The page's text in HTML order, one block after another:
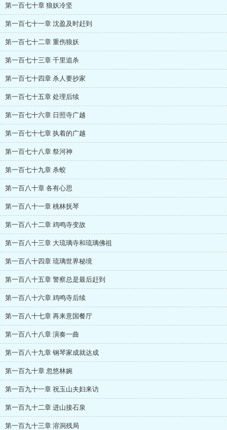
第一百七十章 狼妖冷坚
第一百七十一章 沈盈及时赶到
第一百七十二章 重伤狼妖
第一百七十三章 千里追杀
第一百七十四章 杀人要抄家
第一百七十五章 处理后续
第一百七十六章 日照寺广越
第一百七十七章 执着的广越
第一百七十八章 祭河神
第一百七十九章 杀蛟
第一百八十章 各有心思
第一百八十一章 桃林抚琴
第一百八十二章 鸡鸣寺变故
第一百八十三章 大琉璃寺和琉璃佛祖
第一百八十四章 琉璃世界秘境
第一百八十五章 警察总是最后赶到
第一百八十六章 鸡鸣寺后续
第一百八十七章 再来意国餐厅
第一百八十八章 演奏一曲
第一百八十九章 钢琴家成就达成
第一百九十章 忽悠林婉
第一百九十一章 祝玉山夫妇来访
第一百九十二章 进山接石泉
第一百九十三章 溶洞残局